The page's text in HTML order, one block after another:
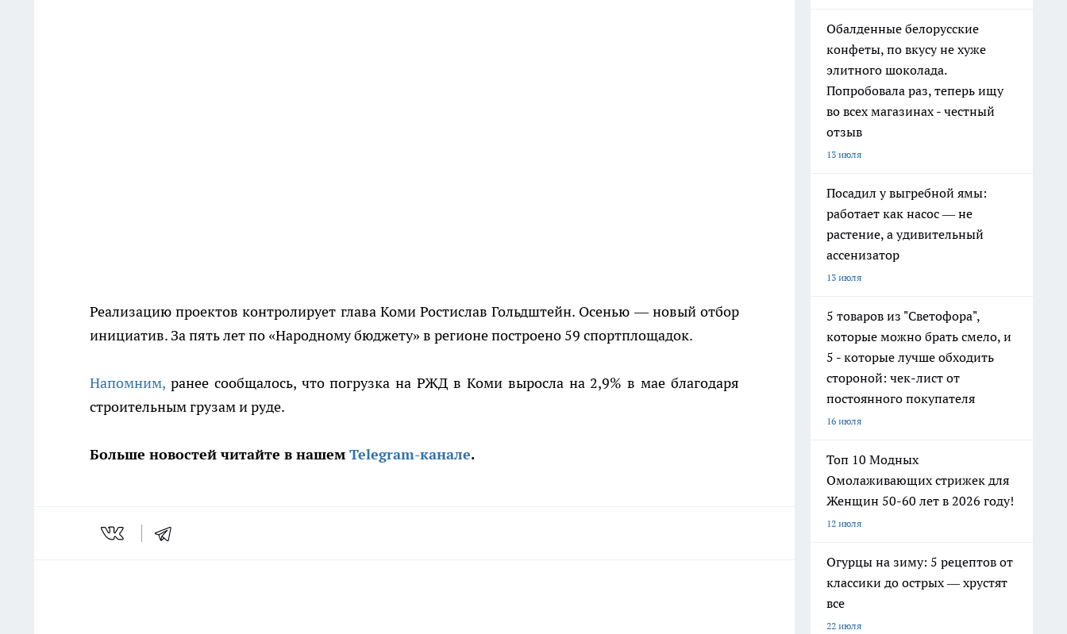
Реализацию проектов контролирует глава Коми Ростислав Гольдштейн. Осенью — новый отбор
инициатив. За пять лет по «Народному бюджету» в регионе построено 59 спортплощадок.
Напомним, ранее сообщалось, что погрузка на РЖД в Коми выросла на 2,9% в мае благодаря
строительным грузам и руде.
Больше новостей читайте в нашем Telegram-канале.
Обалденные белорусские
конфеты, по вкусу не хуже
элитного шоколада.
Попробовала раз, теперь ищу
во всех магазинах - честный
отзыв
13 июля
Посадил у выгребной ямы:
работает как насос — не
растение, а удивительный
ассенизатор
13 июля
5 товаров из "Светофора",
которые можно брать смело, и
5 - которые лучше обходить
стороной: чек-лист от
постоянного покупателя
16 июля
Топ 10 Модных
Омолаживающих стрижек для
Женщин 50-60 лет в 2026 году!
12 июля
Огурцы на зиму: 5 рецептов от
классики до острых — хрустят
все
22 июля